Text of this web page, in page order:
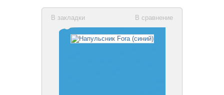
В сравнение
В закладки